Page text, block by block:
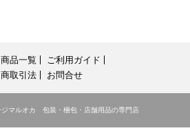
商品一覧
ご利用ガイド
取引法
お問合せ
ジマルオカ 包装・梱包・店舗用品の専門店